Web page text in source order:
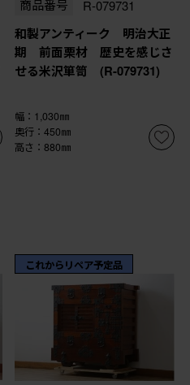
商品番号 R-079731
和製アンティーク 明治大正
期 前面栗材 歴史を感じさ
せる米沢箪笥 (R-079731)
幅：1,030㎜
奥行：450㎜
高さ：880㎜
これからリペア予定品